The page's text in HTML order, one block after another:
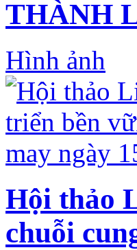
THÀNH
Hình ảnh
Hội thảo
chuỗi